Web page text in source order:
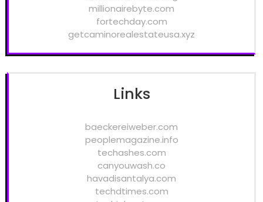
millionairebyte.com
fortechday.com
getcaminorealestateusa.xyz
Links
baeckereiweber.com
peoplemagazine.info
techashes.com
canyouwash.co
havadisantalya.com
techdtimes.com